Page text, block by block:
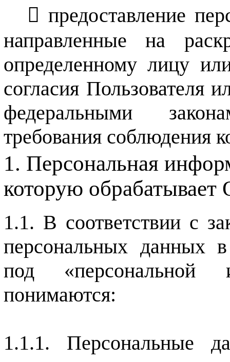
предоставление
направленные на
определенному лицу
согласия Пользователя
федеральными
требования соблюдения
Персональная
которую
В соответствии с
персональных данных
под «персональной
понимаются:
Персональные